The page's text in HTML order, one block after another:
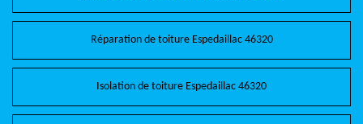
Réparation de toiture Espedaillac 46320
Isolation de toiture Espedaillac 46320